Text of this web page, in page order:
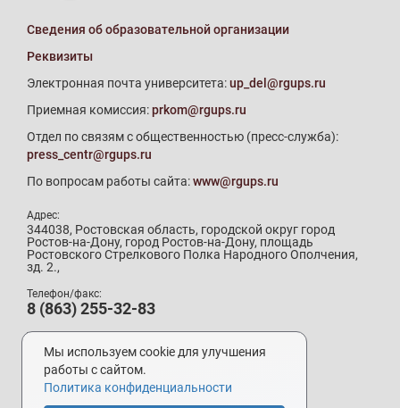
Сведения об образовательной организации
Реквизиты
Электронная почта университета:up_del@rgups.ru
Приемная комиссия:prkom@rgups.ru
Отдел по связям с общественностью (пресс-служба):
press_centr@rgups.ru
По вопросам работы сайта:www@rgups.ru
Адрес:
344038, Ростовская область, городской округ город
Ростов-на-Дону, город Ростов-на-Дону, площадь
Ростовского Стрелкового Полка Народного Ополчения,
зд. 2.,
Телефон/факс:
8 (863) 255-32-83
Телефон приемной комиссии:
8 (800) 707-19-29
8 (863) 272-64-88
Мы используем cookie для улучшения
работы с сайтом.
Политика конфиденциальности